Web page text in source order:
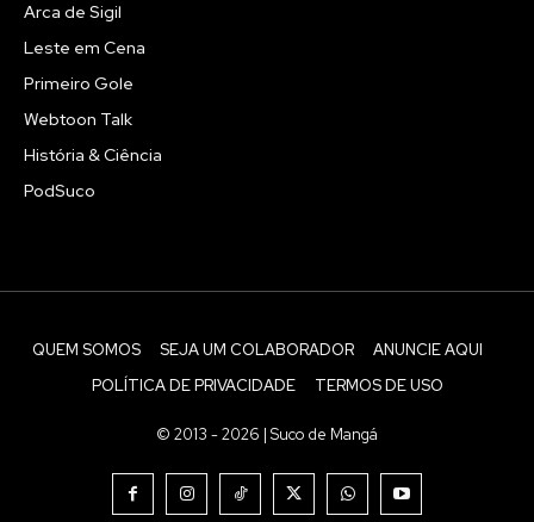
Arca de Sigil
Leste em Cena
Primeiro Gole
Webtoon Talk
História & Ciência
PodSuco
QUEM SOMOS SEJA UM COLABORADOR
ANUNCIE AQUI
POLÍTICA DE PRIVACIDADE
TERMOS DE USO
© 2013 - 2026 | Suco de Mangá